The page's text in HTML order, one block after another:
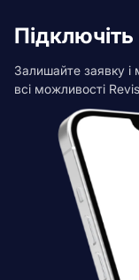
Залишайте заявку
всі можливості